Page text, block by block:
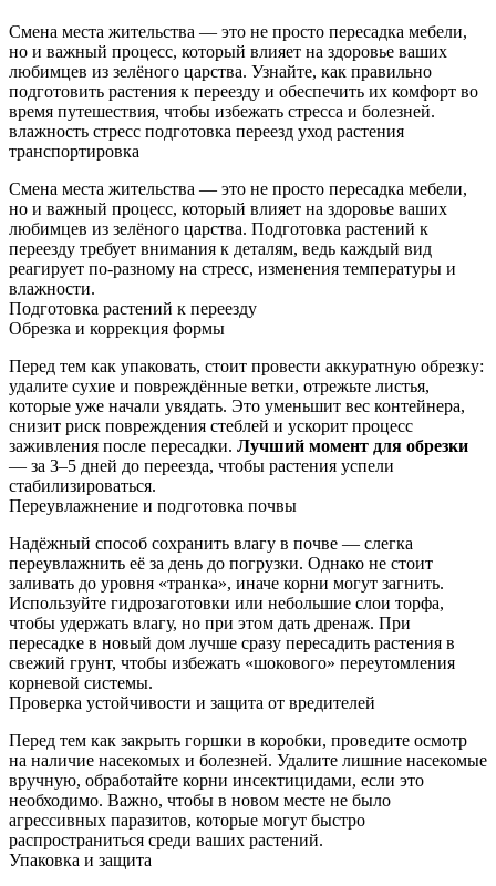
Смена места жительства — это не просто пересадка мебели,
но и важный процесс, который влияет на здоровье ваших
любимцев из зелёного царства. Узнайте, как правильно
подготовить растения к переезду и обеспечить их комфорт во
время путешествия, чтобы избежать стресса и болезней.
влажность стресс подготовка переезд уход растения
транспортировка
Смена места жительства — это не просто пересадка мебели,
но и важный процесс, который влияет на здоровье ваших
любимцев из зелёного царства. Подготовка растений к
переезду требует внимания к деталям, ведь каждый вид
реагирует по‑разному на стресс, изменения температуры и
влажности.
Подготовка растений к переезду
Обрезка и коррекция формы
Перед тем как упаковать, стоит провести аккуратную обрезку:
удалите сухие и повреждённые ветки, отрежьте листья,
которые уже начали увядать. Это уменьшит вес контейнера,
снизит риск повреждения стеблей и ускорит процесс
заживления после пересадки. Лучший момент для обрезки
— за 3–5 дней до переезда, чтобы растения успели
стабилизироваться.
Переувлажнение и подготовка почвы
Надёжный способ сохранить влагу в почве — слегка
переувлажнить её за день до погрузки. Однако не стоит
заливать до уровня «транка», иначе корни могут загнить.
Используйте гидрозаготовки или небольшие слои торфа,
чтобы удержать влагу, но при этом дать дренаж. При
пересадке в новый дом лучше сразу пересадить растения в
свежий грунт, чтобы избежать «шокового» переутомления
корневой системы.
Проверка устойчивости и защита от вредителей
Перед тем как закрыть горшки в коробки, проведите осмотр
на наличие насекомых и болезней. Удалите лишние насекомые
вручную, обработайте корни инсектицидами, если это
необходимо. Важно, чтобы в новом месте не было
агрессивных паразитов, которые могут быстро
распространиться среди ваших растений.
Упаковка и защита